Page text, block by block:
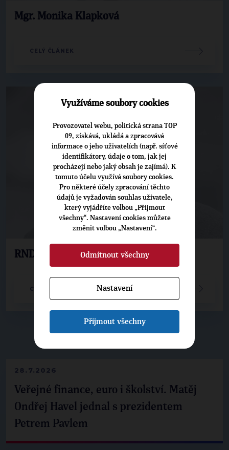
28.7.2026
Veřejné finance, euro i školství. Matěj
Ondřej Havel jednal s prezidentem
Petrem Pavlem
Mgr. Monika Klapková
CELÝ ČLÁNEK
RNDr. Roman Strzondala
CELÝ ČLÁNEK
Využíváme soubory cookies
Provozovatel webu, politická strana TOP
09, získává, ukládá a zpracovává
informace o jeho uživatelích (např. síťové
identifikátory, údaje o tom, jak jej
procházejí nebo jaký obsah je zajímá). K
tomuto účelu využívá soubory cookies.
Pro některé účely zpracování těchto
údajů je vyžadován souhlas uživatele,
který vyjádříte volbou „Přijmout
všechny“. Nastavení cookies můžete
změnit volbou „Nastavení“.
Odmítnout všechny
Nastavení
Přijmout všechny